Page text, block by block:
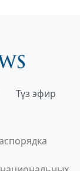
Түз эфир